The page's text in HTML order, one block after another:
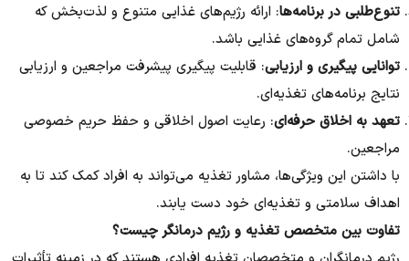
تنوع‌طلبی در برنامه‌ها: ارائه رژیم‌های غذایی متنوع و لذت‌بخش که
شامل تمام گروه‌های غذایی باشد.
توانایی پیگیری و ارزیابی: قابلیت پیگیری پیشرفت مراجعین و ارزیابی
نتایج برنامه‌های تغذیه‌ای.
تعهد به اخلاق حرفه‌ای: رعایت اصول اخلاقی و حفظ حریم خصوصی
مراجعین.
با داشتن این ویژگی‌ها، مشاور تغذیه می‌تواند به افراد کمک کند تا به
اهداف سلامتی و تغذیه‌ای خود دست یابند.
تفاوت بین متخصص تغذیه و رژیم درمانگر چیست؟